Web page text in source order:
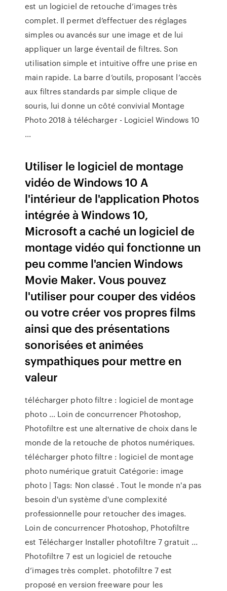
est un logiciel de retouche d’images très
complet. Il permet d’effectuer des réglages
simples ou avancés sur une image et de lui
appliquer un large éventail de filtres. Son
utilisation simple et intuitive offre une prise en
main rapide. La barre d’outils, proposant l’accès
aux filtres standards par simple clique de
souris, lui donne un côté convivial Montage
Photo 2018 à télécharger - Logiciel Windows 10
...
Utiliser le logiciel de montage
vidéo de Windows 10 A
l'intérieur de l'application Photos
intégrée à Windows 10,
Microsoft a caché un logiciel de
montage vidéo qui fonctionne un
peu comme l'ancien Windows
Movie Maker. Vous pouvez
l'utiliser pour couper des vidéos
ou votre créer vos propres films
ainsi que des présentations
sonorisées et animées
sympathiques pour mettre en
valeur
télécharger photo filtre : logiciel de montage
photo ... Loin de concurrencer Photoshop,
Photofiltre est une alternative de choix dans le
monde de la retouche de photos numériques.
télécharger photo filtre : logiciel de montage
photo numérique gratuit Catégorie: image
photo | Tags: Non classé . Tout le monde n'a pas
besoin d'un système d'une complexité
professionnelle pour retoucher des images.
Loin de concurrencer Photoshop, Photofiltre
est Télécharger Installer photofiltre 7 gratuit ...
Photofiltre 7 est un logiciel de retouche
d’images très complet. photofiltre 7 est
proposé en version freeware pour les